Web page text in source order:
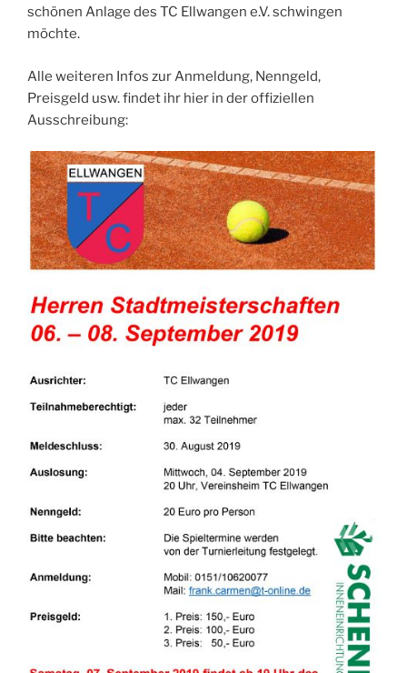
schönen Anlage des TC Ellwangen e.V. schwingen
möchte.
Alle weiteren Infos zur Anmeldung, Nenngeld,
Preisgeld usw. findet ihr hier in der offiziellen
Ausschreibung: